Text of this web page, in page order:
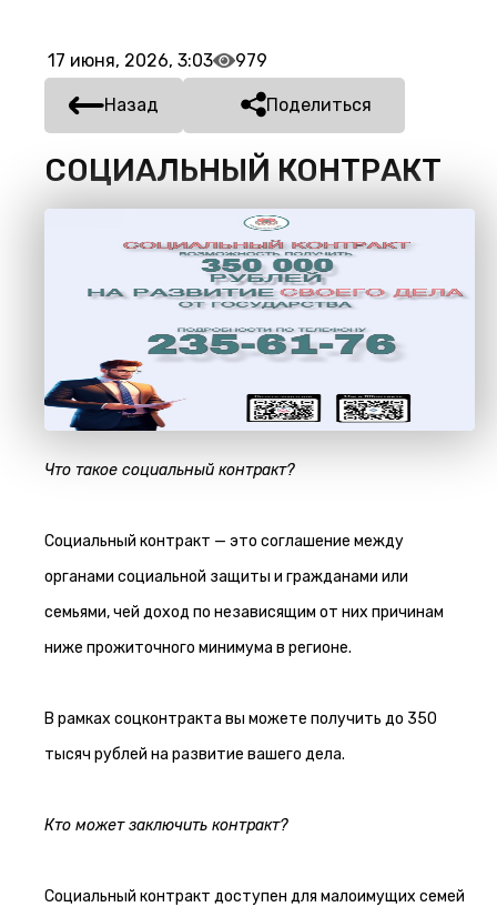
17 июня, 2026, 3:03 979
Назад Поделиться
СОЦИАЛЬНЫЙ КОНТРАКТ
Что такое социальный контракт?
Социальный контракт — это соглашение между
органами социальной защиты и гражданами или
семьями, чей доход по независящим от них причинам
ниже прожиточного минимума в регионе.
В рамках соцконтракта вы можете получить до 350
тысяч рублей на развитие вашего дела.
Кто может заключить контракт?
Социальный контракт доступен для малоимущих семей